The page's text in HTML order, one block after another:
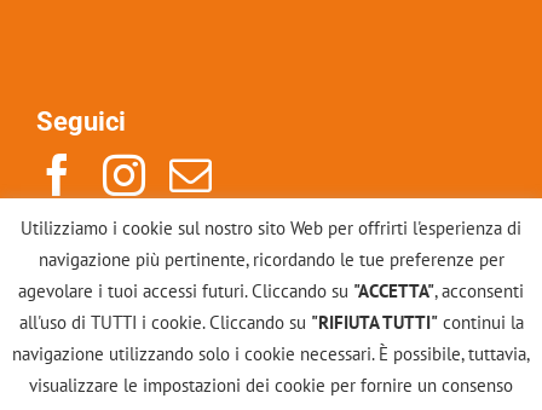
Seguici
Indirizzo: Via Po 14, 10123, Torino
Mail: info@scuolacounselinggestalt.it
Tel: +39 011883246
Utilizziamo i cookie sul nostro sito Web per offrirti l'esperienza di
navigazione più pertinente, ricordando le tue preferenze per
agevolare i tuoi accessi futuri. Cliccando su "ACCETTA", acconsenti
all'uso di TUTTI i cookie. Cliccando su "RIFIUTA TUTTI"continui la
navigazione utilizzando solo i cookie necessari. È possibile, tuttavia,
visualizzare le impostazioni dei cookie per fornire un consenso